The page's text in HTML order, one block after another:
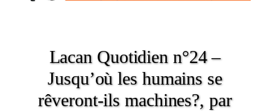
Lacan Quotidien n°24 –
Jusqu’où les humains se
rêveront-ils machines?, par